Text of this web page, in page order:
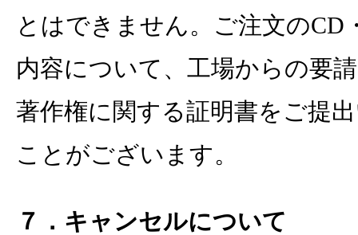
とはできません。ご注文のCD
内容について、工場からの要
著作権に関する証明書をご提
ことがございます。
７．キャンセルについて